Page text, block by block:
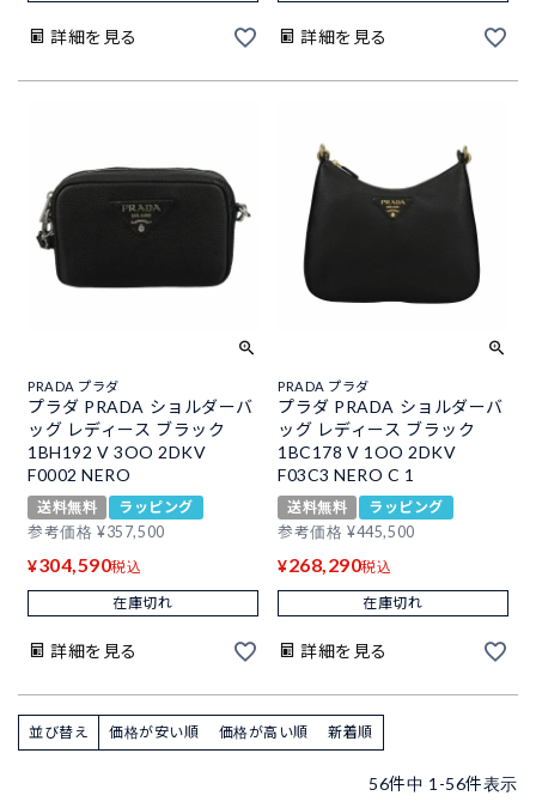
詳細を見る 詳細を見る
PRADA プラダ
プラダ PRADA ショルダーバ
ッグ レディース ブラック
1BH192 V 3OO 2DKV
F0002 NERO
送料無料
ラッピング
参考価格 ¥357,500
¥304,590税込
在庫切れ
詳細を見る
PRADA プラダ
プラダ PRADA ショルダーバ
ッグ レディース ブラック
1BC178 V 1OO 2DKV
F03C3 NERO C 1
送料無料
ラッピング
参考価格 ¥445,500
¥268,290税込
在庫切れ
詳細を見る
並び替え 価格が安い順 価格が高い順 新着順
56件中 1 -56件表示